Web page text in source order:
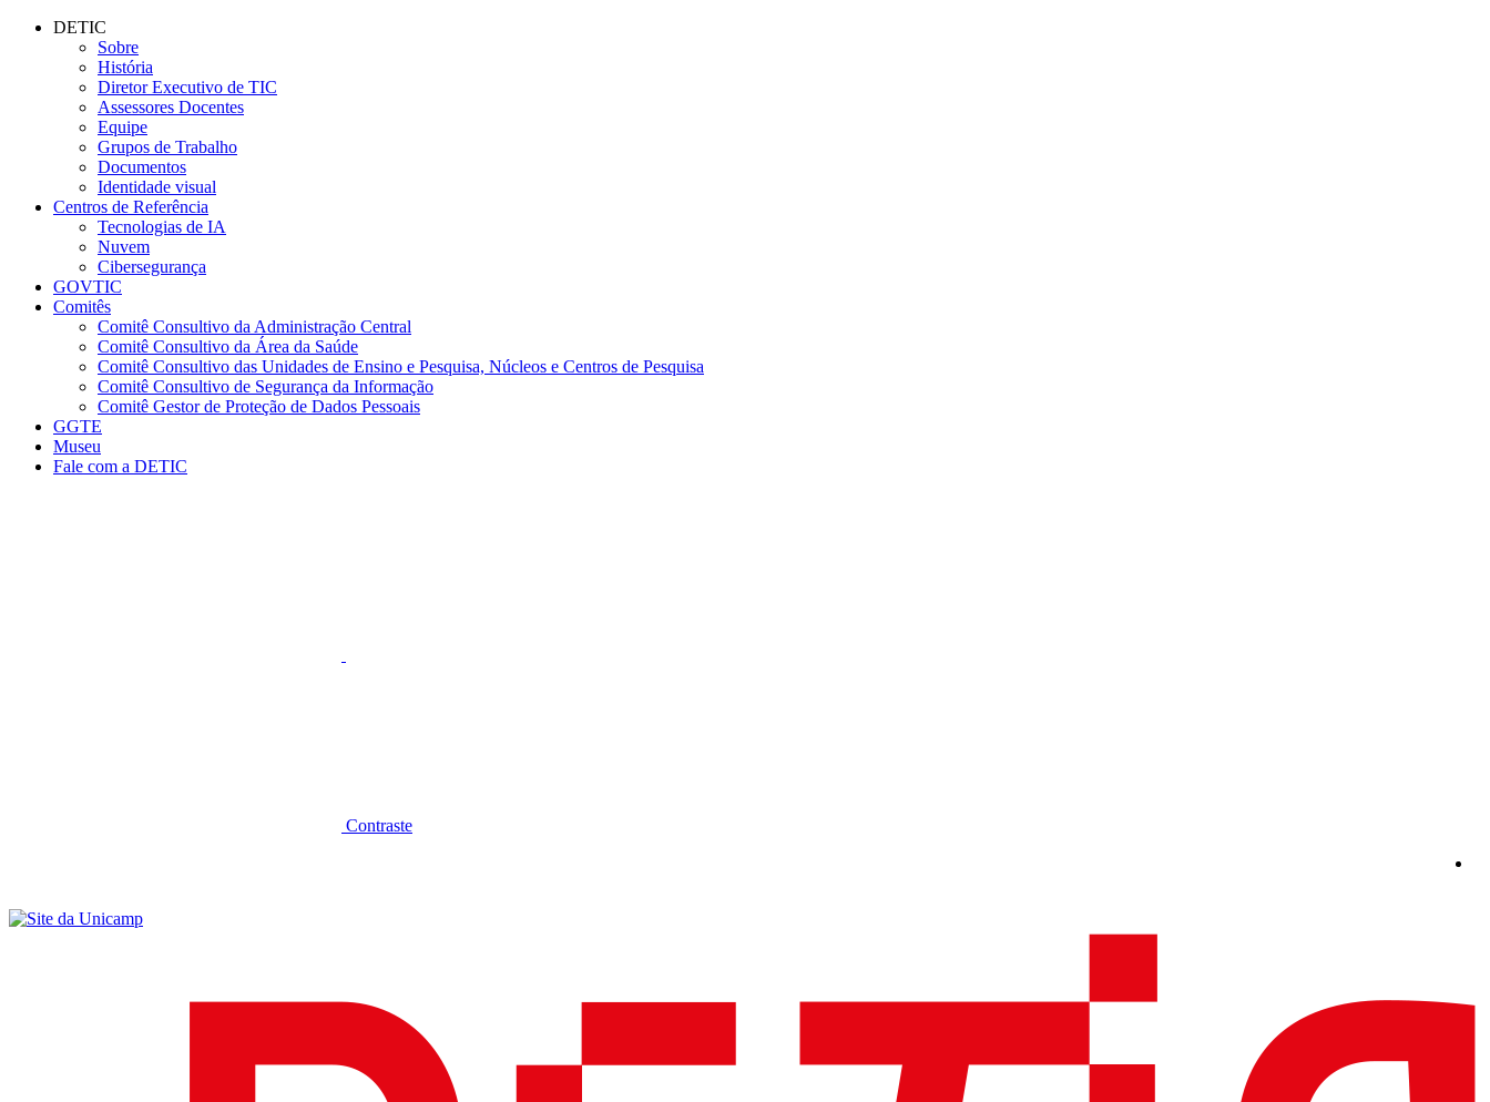
Conteúdo principal
DETIC
Sobre
História
Diretor Executivo de TIC
Assessores Docentes
Equipe
Grupos de Trabalho
Documentos
Identidade visual
Centros de Referência
Tecnologias de IA
Nuvem
Cibersegurança
GOVTIC
Comitês
Comitê Consultivo da Administração Central
Comitê Consultivo da Área da Saúde
Comitê Consultivo das Unidades de Ensino e Pesquisa, Núcleos e Centros de Pesquisa
Comitê Consultivo de Segurança da Informação
Comitê Gestor de Proteção de Dados Pessoais
GGTE
Museu
Fale com a DETIC
Contraste